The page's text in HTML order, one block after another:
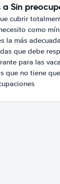
Sin
cubrir
como
la más
que debe
para las
que no tiene